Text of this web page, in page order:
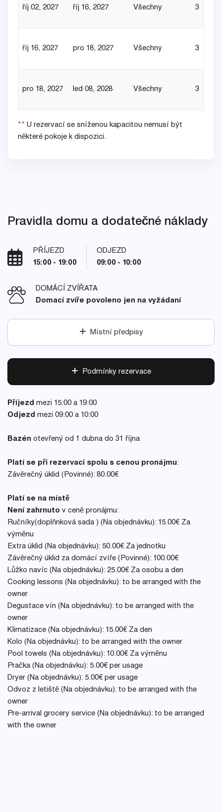
říj 02, 2027 říj 16, 2027 Všechny 3
říj 16, 2027 pro 18, 2027 Všechny 3
pro 18, 2027 led 08, 2028 Všechny 3
** U rezervací se sníženou kapacitou nemusí být
některé pokoje k dispozici.
Pravidla domu a dodatečné náklady
PŘÍJEZD
15:00 - 19:00
ODJEZD
09:00 - 10:00
DOMÁCÍ ZVÍŘATA
Domací zvíře povoleno jen na vyžádaní
Místní předpisy
Podmínky rezervace
Příjezd mezi 15:00 a 19:00
Odjezd mezi 09:00 a 10:00
Bazén otevřený od 1 dubna do 31 října
Platí se při rezervaci spolu s cenou pronájmu:
Závěrečný úklid (Povinné): 80.00€
Platí se na místě
Není zahrnuto v ceně pronájmu:
Ručníky(doplňnková sada ) (Na objednávku): 15.00€ Za
výměnu
Extra úklid (Na objednávku): 50.00€ Za jednotku
Závěrečný úklid za domácí zvíře (Povinné): 100.00€
Lůžko navíc (Na objednávku): 25.00€ Za osobu a den
Cooking lessons (Na objednávku): to be arranged with the
owner
Degustace vín (Na objednávku): to be arranged with the
owner
Klimatizace (Na objednávku): 15.00€ Za den
Kolo (Na objednávku): to be arranged with the owner
Pool towels (Na objednávku): 10.00€ Za výměnu
Pračka (Na objednávku): 5.00€ per usage
Dryer (Na objednávku): 5.00€ per usage
Odvoz z letiště (Na objednávku): to be arranged with the
owner
Pre-arrival grocery service (Na objednávku): to be arranged
with the owner